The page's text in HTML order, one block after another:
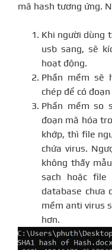
mã hash tương ứng.
Khi người dùng
usb sang, sẽ
hoạt động.
Phần mềm sẽ
chép để có
Phần mềm so
đoạn mã hóa
khớp, thì file
chứa virus.
không thấy
sạch hoặc
database chưa
mềm anti virus
hơn.